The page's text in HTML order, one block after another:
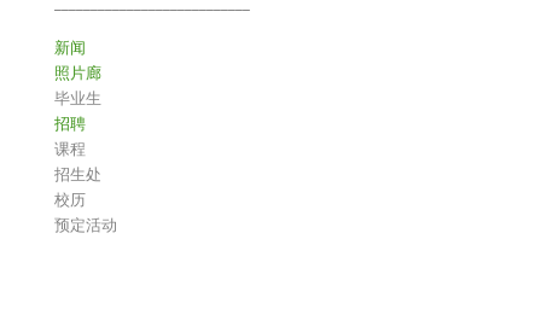
新闻
照片廊
毕业生
招聘
课程
招生处
校历
预定活动